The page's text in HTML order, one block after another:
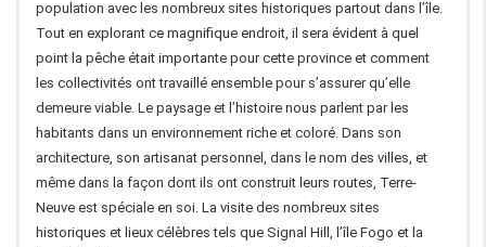
population avec les nombreux sites historiques partout dans l’île.
Tout en explorant ce magnifique endroit, il sera évident à quel
point la pêche était importante pour cette province et comment
les collectivités ont travaillé ensemble pour s’assurer qu’elle
demeure viable. Le paysage et l’histoire nous parlent par les
habitants dans un environnement riche et coloré. Dans son
architecture, son artisanat personnel, dans le nom des villes, et
même dans la façon dont ils ont construit leurs routes, Terre-
Neuve est spéciale en soi. La visite des nombreux sites
historiques et lieux célèbres tels que Signal Hill, l’île Fogo et la